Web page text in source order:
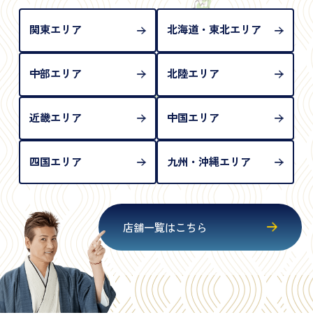
が必要となります
関東エリア 北海道・東北エリア
中部エリア 北陸エリア
近畿エリア 中国エリア
四国エリア 九州・沖縄エリア
店舗一覧はこちら